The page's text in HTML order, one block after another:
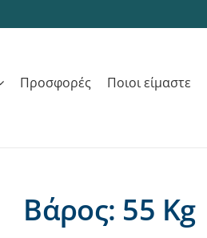
Προσφορές Ποιοι είμαστε
Βάρος: 55 Kg